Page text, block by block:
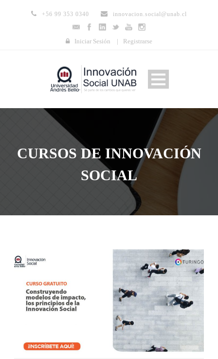
+56 99 353 0340 innovacion.social@unab.cl
Iniciar Sesión | Registrarse
CURSOS DE INNOVACIÓN
SOCIAL